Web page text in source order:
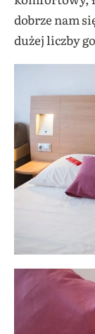
dobrze nam
dużej liczby